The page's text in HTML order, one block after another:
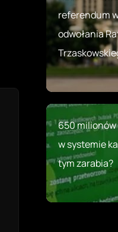
referendum
odwołania
650
w systemie
tym zarabia?